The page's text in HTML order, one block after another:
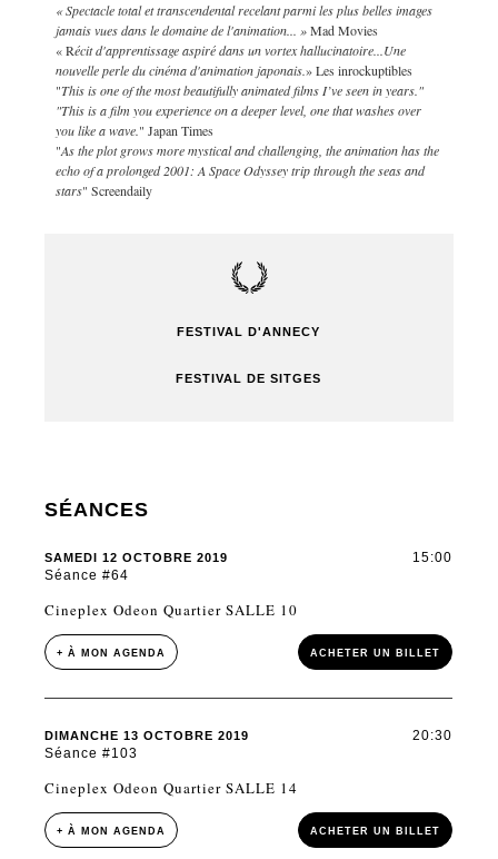
« Spectacle total et transcendental recelant parmi les plus belles images
jamais vues dans le domaine de l'animation... »Mad Movies
« Récit d'apprentissage aspiré dans un vortex hallucinatoire...Une
nouvelle perle du cinéma d'animation japonais.» Les inrockuptibles
"This is one of the most beautifully animated films I’ve seen in years."
"This is a film you experience on a deeper level, one that washes over
you like a wave." Japan Times
"As the plot grows more mystical and challenging, the animation has the
echo of a prolonged 2001: A Space Odyssey trip through the seas and
stars" Screendaily
FESTIVAL D'ANNECY
FESTIVAL DE SITGES
SÉANCES
SAMEDI 12 OCTOBRE 2019
Séance #64
15:00
Cineplex Odeon Quartier SALLE 10
+ À MON AGENDA ACHETER UN BILLET
DIMANCHE 13 OCTOBRE 2019
Séance #103
20:30
Cineplex Odeon Quartier SALLE 14
+ À MON AGENDA ACHETER UN BILLET